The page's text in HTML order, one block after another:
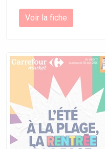
Voir la fiche